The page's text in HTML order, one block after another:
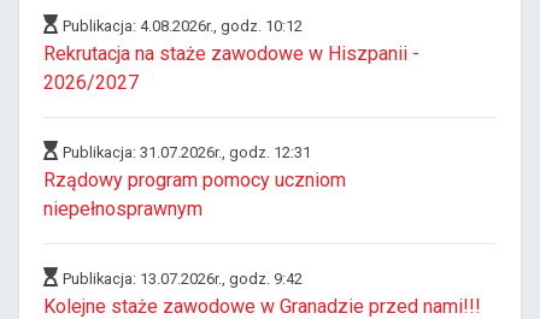
Publikacja: 4.08.2026r., godz. 10:12
Rekrutacja na staże zawodowe w Hiszpanii -
2026/2027
Publikacja: 31.07.2026r., godz. 12:31
Rządowy program pomocy uczniom
niepełnosprawnym
Publikacja: 13.07.2026r., godz. 9:42
Kolejne staże zawodowe w Granadzie przed nami!!!